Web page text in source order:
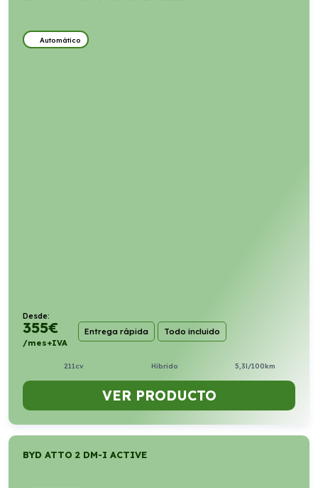
Automático
Desde:
355€
/mes+IVA
Entrega rápida Todo incluido
211cv Híbrido 5,3l/100km
VER PRODUCTO
BYD ATTO 2 DM-I ACTIVE